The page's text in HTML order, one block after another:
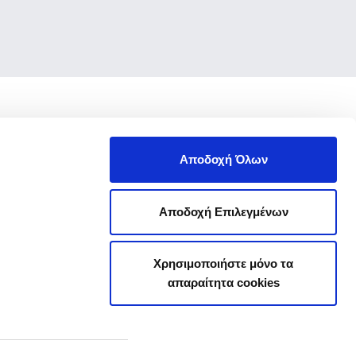
Αποδοχή Όλων
Αποδοχή Επιλεγμένων
Χρησιμοποιήστε μόνο τα
απαραίτητα cookies